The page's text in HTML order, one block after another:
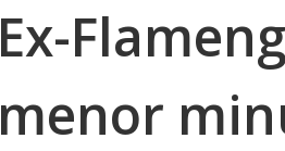
Ex-
menor